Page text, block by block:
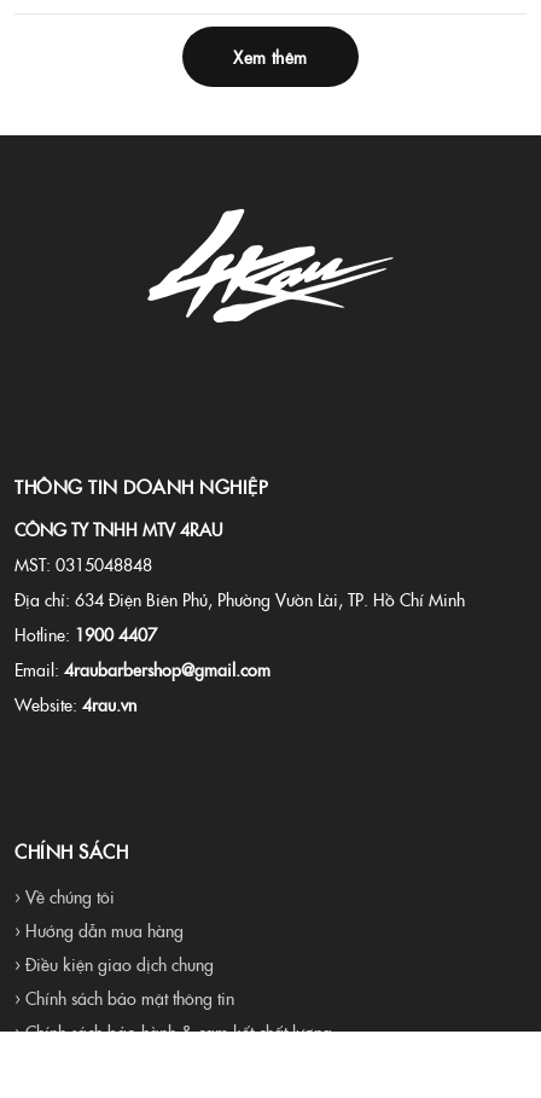
Xem thêm
THÔNG TIN DOANH NGHIỆP
CÔNG TY TNHH MTV 4RAU
MST: 0315048848
Địa chỉ: 634 Điện Biên Phủ, Phường Vườn Lài, TP. Hồ Chí Minh
Hotline: 1900 4407
Email: 4raubarbershop@gmail.com
Website: 4rau.vn
CHÍNH SÁCH
› Về chúng tôi
› Hướng dẫn mua hàng
› Điều kiện giao dịch chung
› Chính sách bảo mật thông tin
› Chính sách bảo hành & cam kết chất lượng